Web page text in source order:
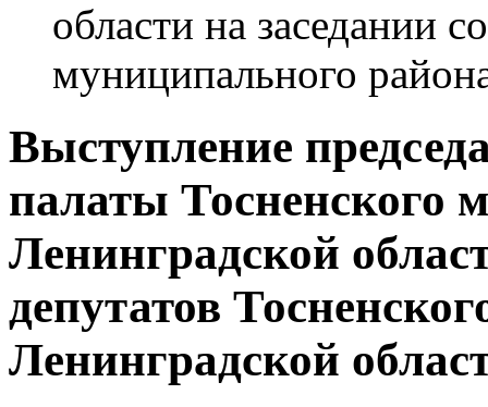
области на заседании
муниципального
Выступление
палаты Тосненского
Ленинградской
депутатов
Ленинградской